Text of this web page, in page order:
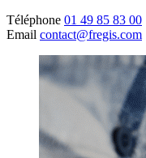
Téléphone 01 49 85 83 00
Email contact@fregis.com